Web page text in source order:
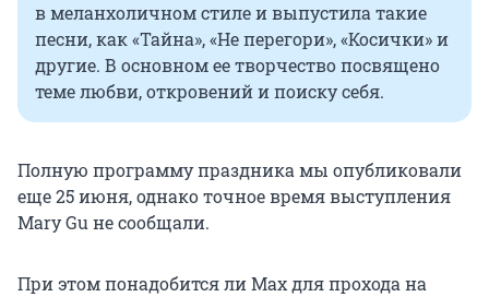
в меланхоличном стиле и выпустила такие
песни, как «Тайна», «Не перегори», «Косички» и
другие. В основном ее творчество посвящено
теме любви, откровений и поиску себя.
Полную программу праздника мы опубликовали
еще 25 июня, однако точное время выступления
Mary Gu не сообщали.
При этом понадобится ли Max для прохода на